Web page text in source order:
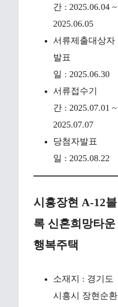
간 : 2025.06.04 ~
2025.06.05
서류제출대상자
발표
일 : 2025.06.30
서류접수기
간 : 2025.07.01 ~
2025.07.07
당첨자발표
일 : 2025.08.22
시흥장현 A-12블
록 신혼희망타운
행복주택
소재지 : 경기도
시흥시 장현순환